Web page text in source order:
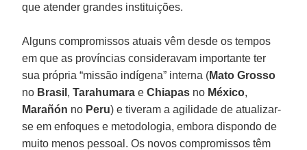
que atender grandes instituições.
Alguns compromissos atuais vêm desde os tempos
em que as províncias consideravam importante ter
sua própria “missão indígena” interna (Mato Grosso
no Brasil ,Tarahumara eChiapas no México,
Marañón no Peru) e tiveram a agilidade de atualizar-
se em enfoques e metodologia, embora dispondo de
muito menos pessoal. Os novos compromissos têm